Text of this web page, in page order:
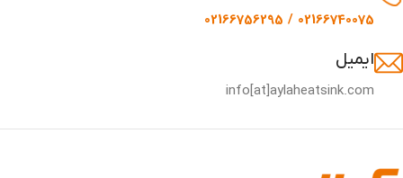
02166740075 / 02166756295
ایمیل
info[at]aylaheatsink.com